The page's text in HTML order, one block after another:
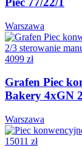
Warszawa
4099 zł
Grafen Piec
Bakery 4xGN
Warszawa
15011 zł